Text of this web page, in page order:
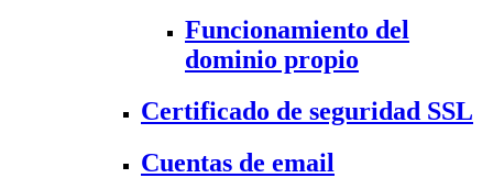
Funcionamiento del
dominio propio
Certificado de seguridad SSL
Cuentas de email